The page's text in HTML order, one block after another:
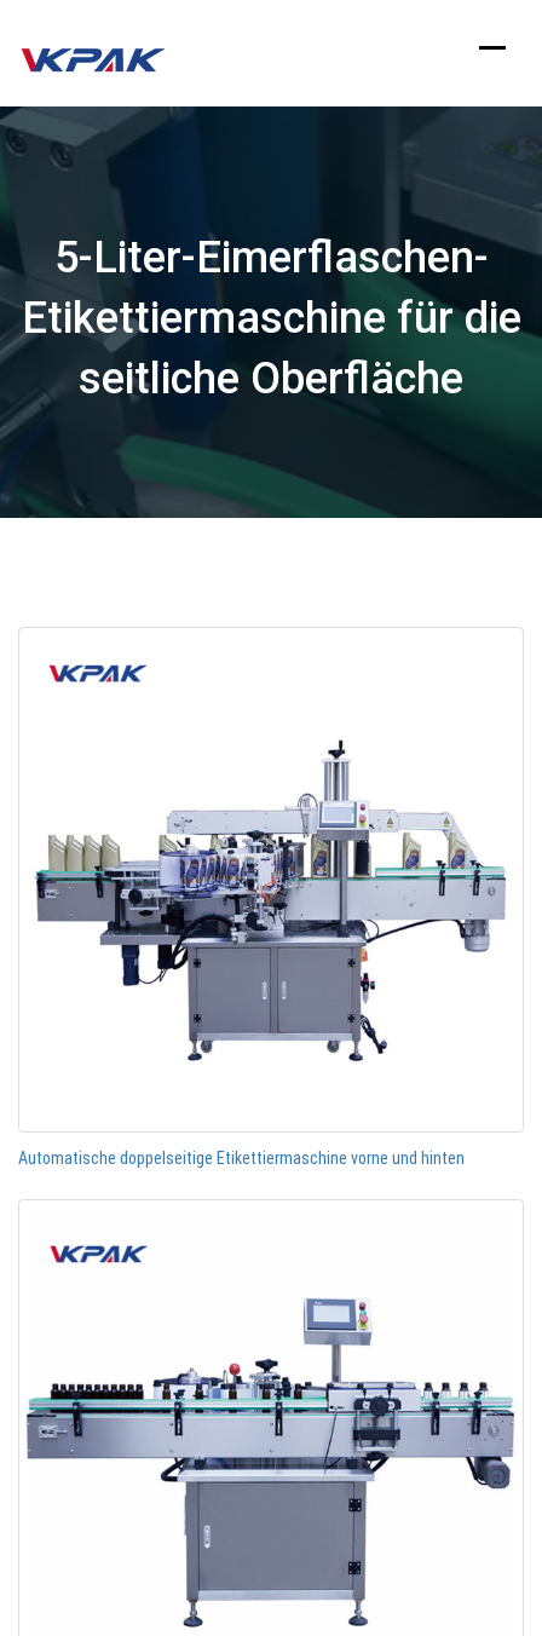
Zum
Inhalt
springen
5-Liter-Eimerflaschen-
Etikettiermaschine für die
seitliche Oberfläche
Automatische doppelseitige Etikettiermaschine vorne und hinten